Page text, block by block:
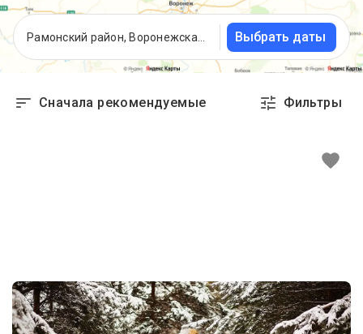
Выбрать даты
Сначала рекомендуемые Фильтры